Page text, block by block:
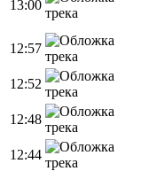
13:00
12:57
12:52
12:48
12:44